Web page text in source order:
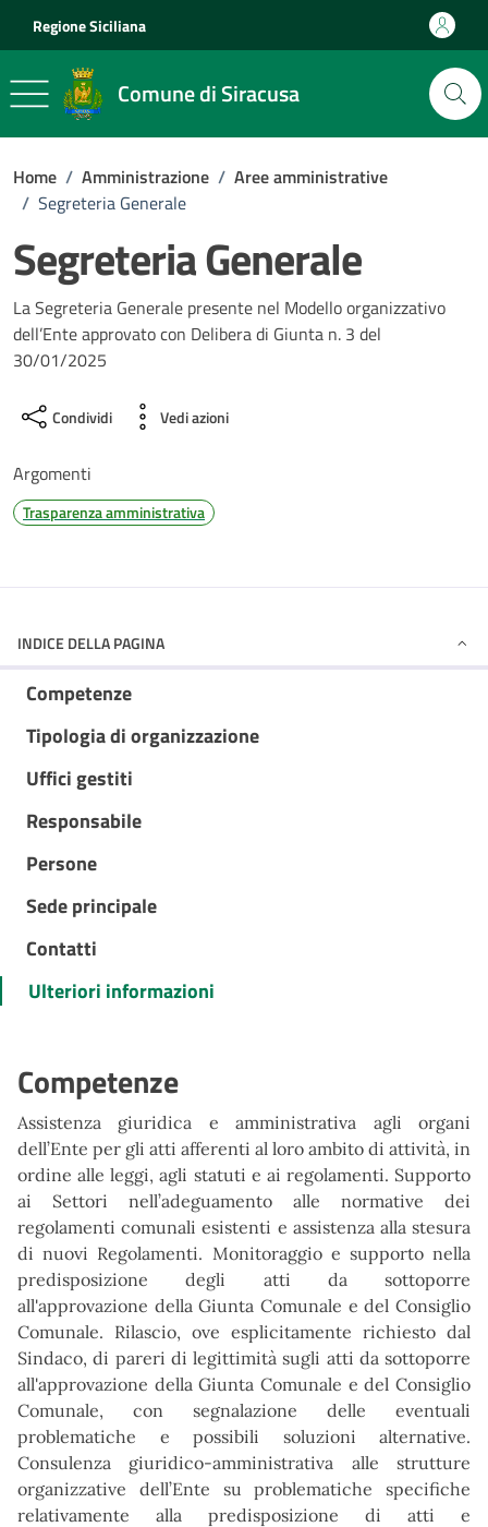
Regione Siciliana
Comune di Siracusa
Home / Amministrazione / Aree amministrative
/ Segreteria Generale
Segreteria Generale
La Segreteria Generale presente nel Modello organizzativo
dell’Ente approvato con Delibera di Giunta n. 3 del
30/01/2025
Condividi Vedi azioni
Argomenti
Trasparenza amministrativa
INDICE DELLA PAGINA
Competenze
Tipologia di organizzazione
Uffici gestiti
Responsabile
Persone
Sede principale
Contatti
Ulteriori informazioni
Competenze
Assistenza giuridica e amministrativa agli organi
dell’Ente per gli atti afferenti al loro ambito di attività, in
ordine alle leggi, agli statuti e ai regolamenti. Supporto
ai Settori nell’adeguamento alle normative dei
regolamenti comunali esistenti e assistenza alla stesura
di nuovi Regolamenti. Monitoraggio e supporto nella
predisposizione degli atti da sottoporre
all'approvazione della Giunta Comunale e del Consiglio
Comunale. Rilascio, ove esplicitamente richiesto dal
Sindaco, di pareri di legittimità sugli atti da sottoporre
all'approvazione della Giunta Comunale e del Consiglio
Comunale, con segnalazione delle eventuali
problematiche e possibili soluzioni alternative.
Consulenza giuridico-amministrativa alle strutture
organizzative dell’Ente su problematiche specifiche
relativamente alla predisposizione di atti e